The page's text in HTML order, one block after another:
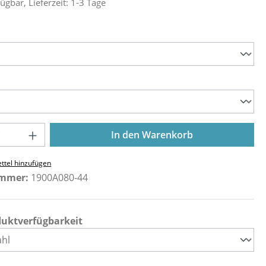
Anzahl: Gib den gewünschten Wert
In den Warenkorb
hinzufügen
1900A080-44